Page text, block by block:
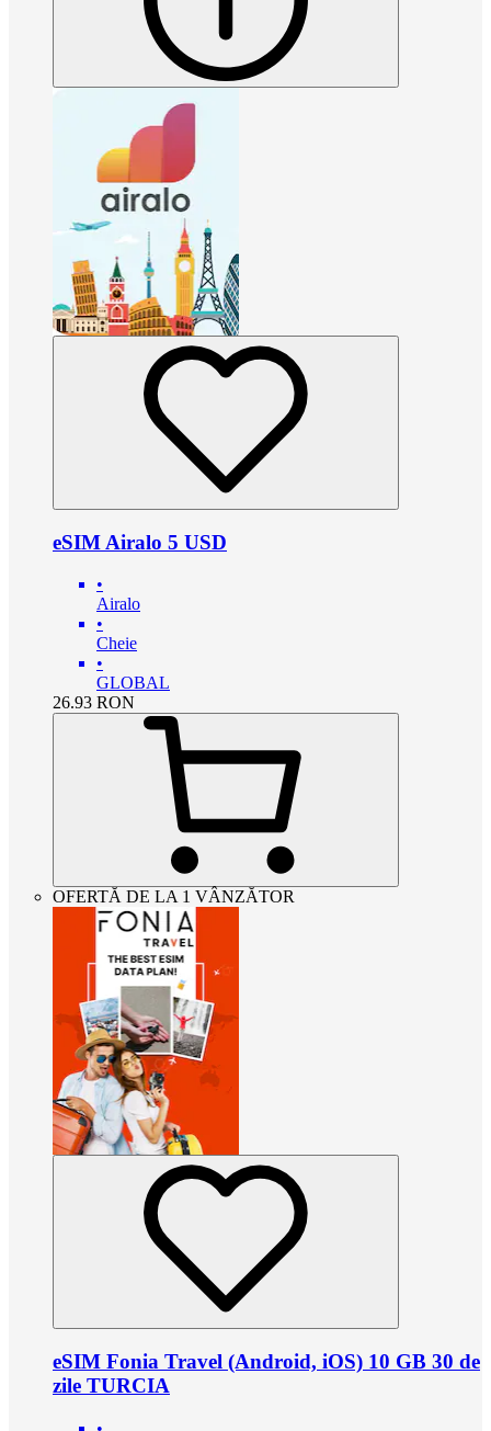
eSIM Airalo 5 USD
•
Airalo
•
Cheie
•
GLOBAL
26.93 RON
OFERTĂ DE LA 1 VÂNZĂTOR
eSIM Fonia Travel (Android, iOS) 10 GB 30 de
zile TURCIA